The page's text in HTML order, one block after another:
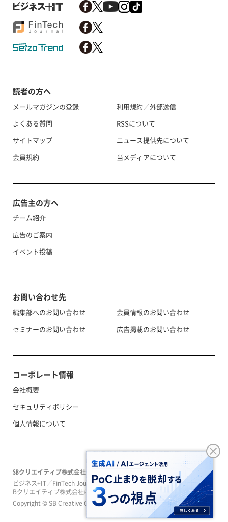
読者の方へ
メールマガジンの登録
よくある質問
サイトマップ
会員規約
利用規約／外部送信
RSSについて
ニュース提供先について
当メディアについて
広告主の方へ
チーム紹介
広告のご案内
イベント投稿
お問い合わせ先
編集部へのお問い合わせ
セミナーのお問い合わせ
会員情報のお問い合わせ
広告掲載のお問い合わせ
コーポレート情報
会社概要
セキュリティポリシー
個人情報について
SBクリエイティブ株式会社
ビジネス+IT／FinTech Journal／SeizoTrendはソフトバンクグループのS
Bクリエイティブ株式会社によって運営されています。
Copyright © SB Creative Corp. All rights reserved.